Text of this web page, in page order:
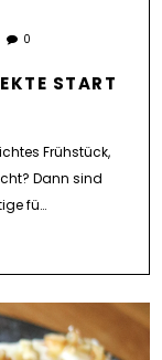
0
START I
Frühstück,
Dann sind
fü…